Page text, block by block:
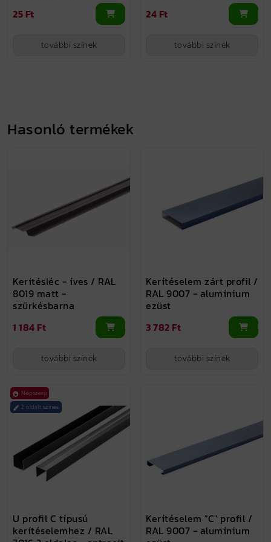
25 Ft
további színek
24 Ft
további színek
Hasonló termékek
Kerítésléc - íves / RAL
8019 matt -
szürkésbarna
1 184 Ft
további színek
Kerítéselem zárt profil /
RAL 9007 - alumínium
ezüst
3 782 Ft
további színek
Népszerű
2 oldalt színes
U profil C típusú
kerítéselemhez / RAL
Kerítéselem "C" profil /
RAL 9007 - alumínium